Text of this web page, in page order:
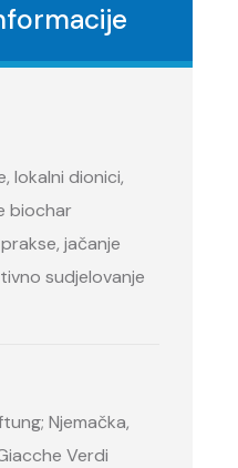
lokalni dionici,
biochar
jačanje
sudjelovanje
Njemačka,
Verdi